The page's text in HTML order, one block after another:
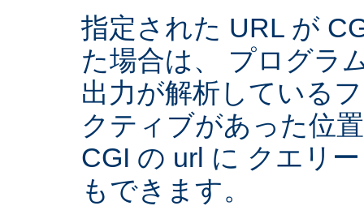
指定された URL が
た場合は、 プログラ
出力が解析している
クティブがあった位
CGI の url に クエリ
もできます。